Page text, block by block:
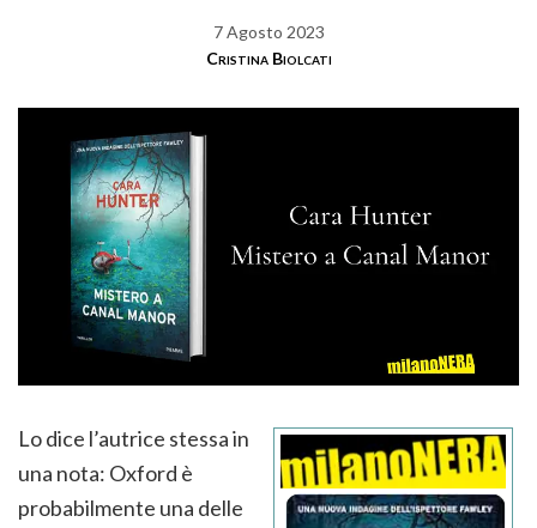
7 Agosto 2023
Cristina Biolcati
Lo dice l’autrice stessa in
una nota: Oxford è
probabilmente una delle